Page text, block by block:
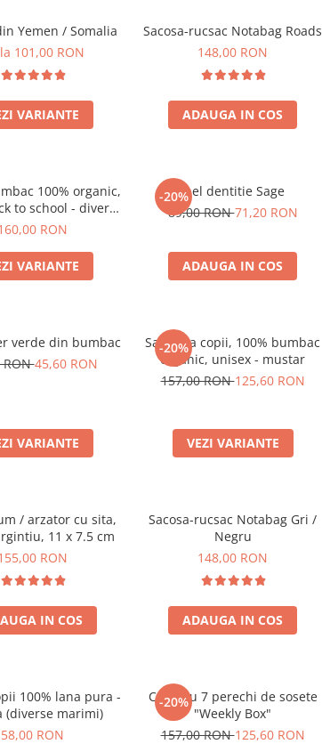
Yemen / Somalia
101,00 RON
VARIANTE
Sacosa-rucsac Notabag Roads
148,00 RON
ADAUGA IN COS
100% organic,
to school - diverse
marimiRON
VARIANTE
-20%Inel dentitie Sage
89,00 RON71,20 RON
ADAUGA IN COS
verde din bumbac
RON45,60 RON
VARIANTE
-20%
Salopeta copii, 100% bumbac
organic, unisex - mustar
157,00 RON125,60 RON
VEZI VARIANTE
/ arzator cu sita,
11 x 7.5 cm
RON
IN COS
Sacosa-rucsac Notabag Gri /
Negru
148,00 RON
ADAUGA IN COS
100% lana pura -
(diverse marimi)
58,00 RON
-20%
Cutie cu 7 perechi de sosete
"Weekly Box"
157,00 RON125,60 RON